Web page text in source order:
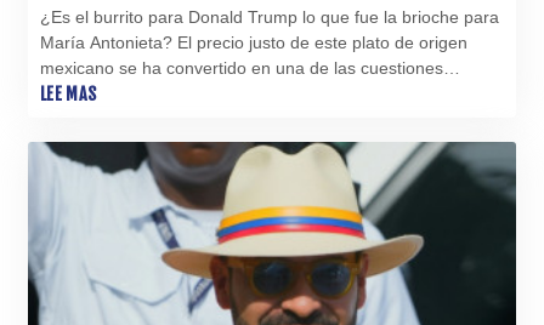
NPR 175.501819
NZD 1.966719
OMR 0.442445
PGK 5.093937
PHP 70.183258
PKR 320.014324
PLN 4.299905
PYG
6853.914834
QAR 4.213648
¿Es el burrito para Donald Trump lo que fue la brioche para
María Antonieta? El precio justo de este plato de origen
mexicano se ha convertido en una de las cuestiones
políticas más candentes para la derecha estadounidense.
LEE MAS